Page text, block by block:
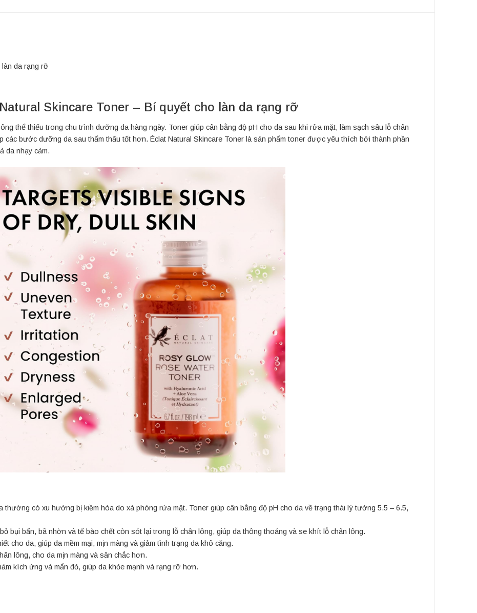
làn da rạng rỡ
Skincare Toner – Bí quyết cho làn da rạng rỡ
thể thiếu trong chu trình dưỡng da hàng ngày. Toner giúp cân bằng độ pH cho da sau khi rửa mặt, làm sạch sâu lỗ chân
các bước dưỡng da sau thẩm thấu tốt hơn. Éclat Natural Skincare Toner là sản phẩm toner được yêu thích bởi thành phần
da nhạy cảm.
thường có xu hướng bị kiềm hóa do xà phòng rửa mặt. Toner giúp cân bằng độ pH cho da về trạng thái lý tưởng 5.5 – 6.5,
bụi bẩn, bã nhờn và tế bào chết còn sót lại trong lỗ chân lông, giúp da thông thoáng và se khít lỗ chân lông.
cho da, giúp da mềm mại, mịn màng và giảm tình trạng da khô căng.
lông, cho da mịn màng và săn chắc hơn.
kích ứng và mẩn đỏ, giúp da khỏe mạnh và rạng rỡ hơn.